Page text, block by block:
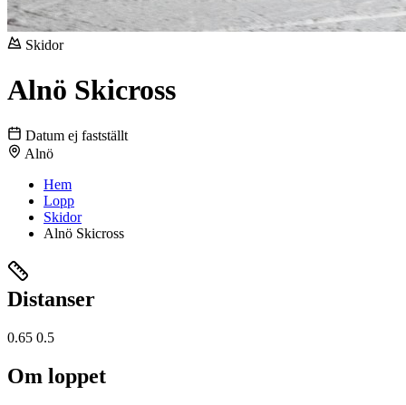
Skidor
Alnö Skicross
Datum ej fastställt
Alnö
Hem
Lopp
Skidor
Alnö Skicross
Distanser
0.65 0.5
Om loppet